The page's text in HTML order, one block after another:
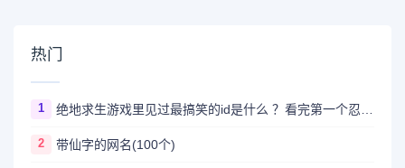
热门
1
2 带仙字的网名(100个)